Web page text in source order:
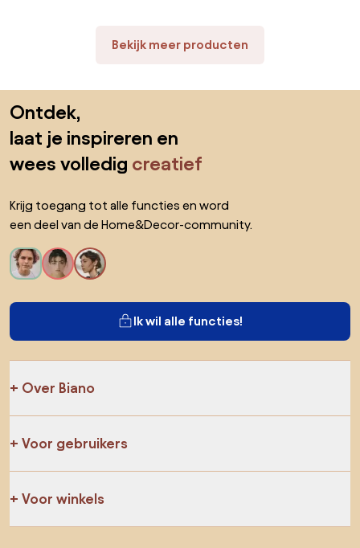
Bekijk meer producten
Ontdek,
laat je inspireren en
wees volledig creatief
Krijg toegang tot alle functies en word
een deel van de Home&Decor-community.
Ik wil alle functies!
Over Biano
Voor gebruikers
Voor winkels